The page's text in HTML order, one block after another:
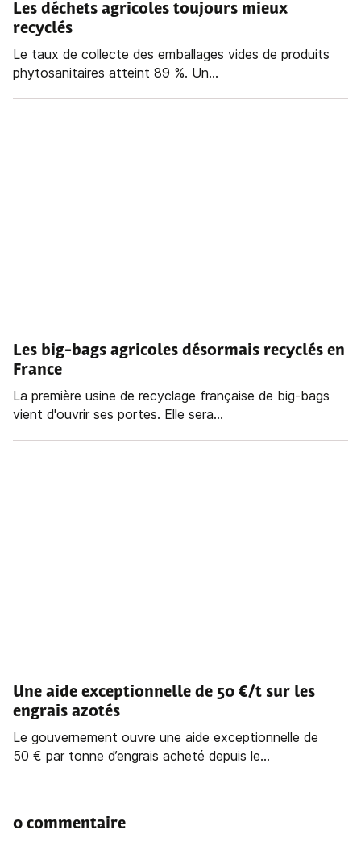
Les déchets agricoles toujours mieux
recyclés
Le taux de collecte des emballages vides de produits
phytosanitaires atteint 89 %. Un...
Les big-bags agricoles désormais recyclés en
France
La première usine de recyclage française de big-bags
vient d'ouvrir ses portes. Elle sera...
Une aide exceptionnelle de 50 €/t sur les
engrais azotés
Le gouvernement ouvre une aide exceptionnelle de
50 € par tonne d’engrais acheté depuis le...
0 commentaire